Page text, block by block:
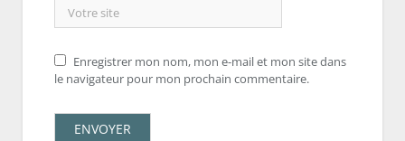
Enregistrer mon nom, mon e-mail et mon site dans
le navigateur pour mon prochain commentaire.